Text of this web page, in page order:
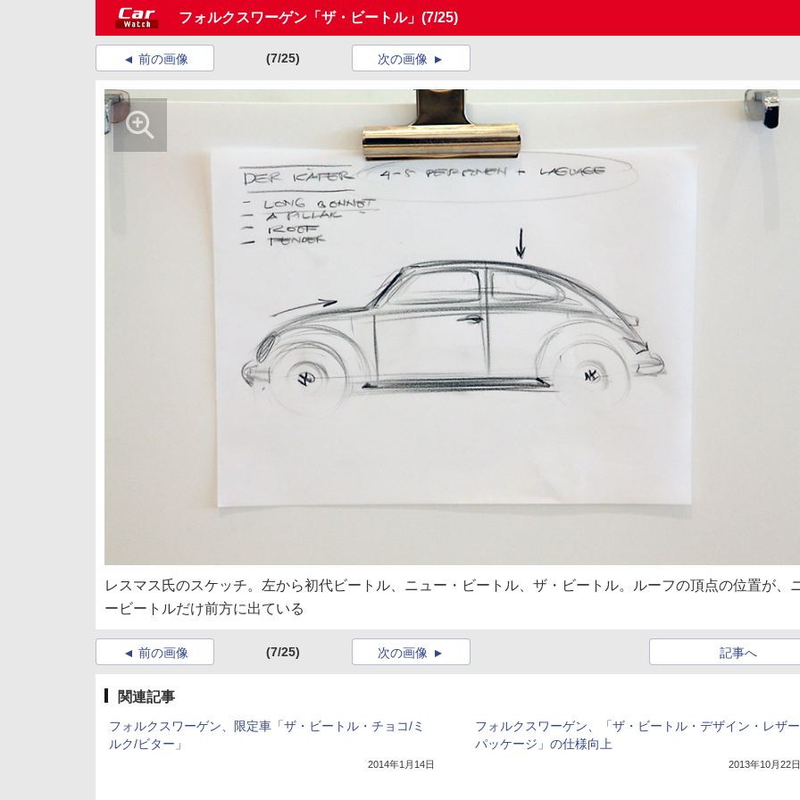
フォルクスワーゲン「ザ・ビートル」 (7/25)
前の画像 (7/25) 次の画像
レスマス氏のスケッチ。左から初代ビートル、ニュー・ビートル、ザ・ビートル。ルーフの頂点の位置が、
ービートルだけ前方に出ている
前の画像 (7/25) 記事へ
次の画像
関連記事
フォルクスワーゲン、限定車「ザ・ビートル・チョコ/ミ
ルク/ビター」
2014年1月14日
フォルクスワーゲン、「ザ・ビートル・デザイン・レザー
パッケージ」の仕様向上
2013年10月22日